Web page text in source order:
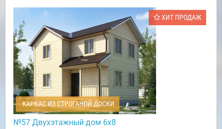
ХИТ ПРОДАЖ
КАРКАС ИЗ СТРОГАНОЙ ДОСКИ
№57 Двухэтажный дом 6х8